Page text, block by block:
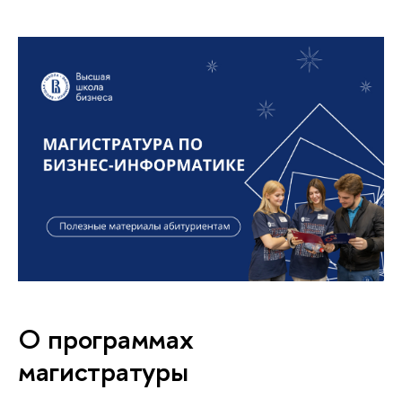
О программах
магистратуры